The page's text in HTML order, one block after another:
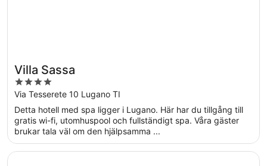
Villa Sassa
4
out
of
5
Via Tesserete 10 Lugano TI
Detta hotell med spa ligger i Lugano. Här har du tillgång till
gratis wi-fi, utomhuspool och fullständigt spa. Våra gäster
brukar tala väl om den hjälpsamma ...
Öppnas i ett nytt fönster
Hotel Barchetta Excelsior